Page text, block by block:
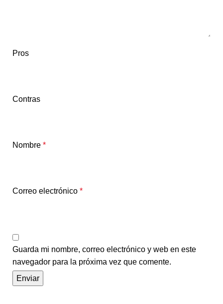
Pros
Contras
Nombre *
Correo electrónico *
Guarda mi nombre, correo electrónico y web en este
navegador para la próxima vez que comente.